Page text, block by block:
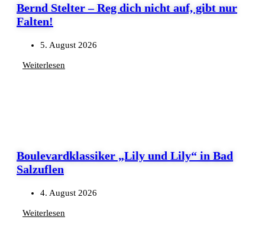
Bernd Stelter – Reg dich nicht auf, gibt nur
Falten!
5. August 2026
Weiterlesen
Boulevardklassiker „Lily und Lily“ in Bad
Salzuflen
4. August 2026
Weiterlesen